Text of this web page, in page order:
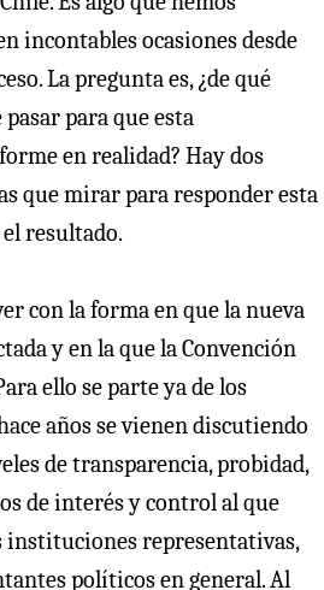
incontables ocasiones desde
La pregunta es, ¿de qué
para que esta
en realidad? Hay dos
que mirar para responder esta
resultado.
con la forma en que la nueva
y en la que la Convención
ello se parte ya de los
años se vienen discutiendo
de transparencia, probidad,
de interés y control al que
instituciones representativas,
políticos en general. Al